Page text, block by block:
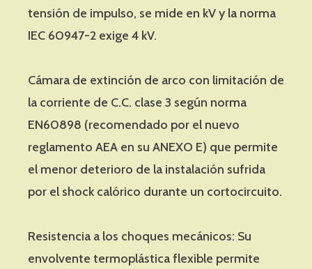
tensión de impulso, se mide en kV y la norma
IEC 60947-2 exige 4 kV.
Cámara de extinción de arco con limitación de
la corriente de C.C. clase 3 según norma
EN60898 (recomendado por el nuevo
reglamento AEA en su ANEXO E) que permite
el menor deterioro de la instalación sufrida
por el shock calórico durante un cortocircuito.
Resistencia a los choques mecánicos: Su
envolvente termoplástica flexible permite